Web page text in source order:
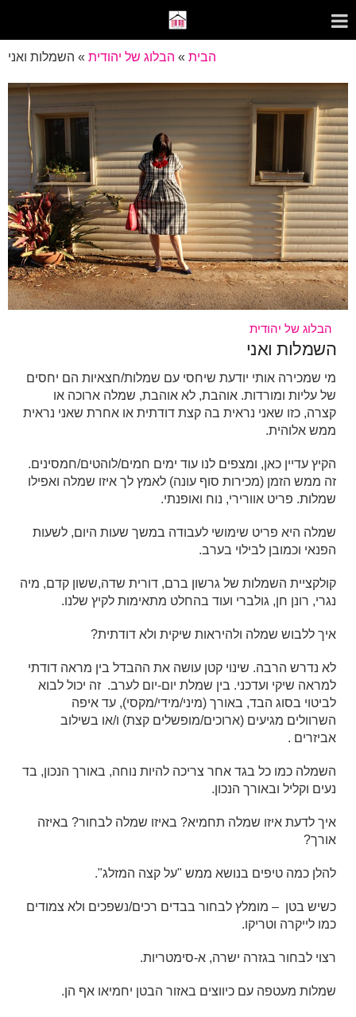
הבית» הבלוג של יהודית» השמלות ואני
הבלוג של יהודית
השמלות ואני
מי שמכירה אותי יודעת שיחסי עם שמלות/חצאיות הם יחסים
של עליות ומורדות. אוהבת, לא אוהבת, שמלה ארוכה או
קצרה, כזו שאני נראית בה קצת דודתית או אחרת שאני נראית
ממש אלוהית.
הקיץ עדיין כאן, ומצפים לנו עוד ימים חמים/לוהטים/חמסינים.
זה ממש הזמן (מכירות סוף עונה) לאמץ לך איזו שמלה ואפילו
שמלות. פריט אוורירי, נוח ואופנתי.
שמלה היא פריט שימושי לעבודה במשך שעות היום, לשעות
הפנאי וכמובן לבילוי בערב.
קולקציית השמלות של גרשון ברם, דורית שדה,ששון קדם, מיה
נגרי, רונן חן, גולברי ועוד בהחלט מתאימות לקיץ שלנו.
איך ללבוש שמלה ולהיראות שיקית ולא דודתית?
לא נדרש הרבה. שינוי קטן עושה את ההבדל בין מראה דודתי
למראה שיקי ועדכני. בין שמלת יום-יום לערב. זה יכול לבוא
לביטוי בסוג הבד, באורך (מיני/מידי/מקסי), עד איפה
השרוולים מגיעים (ארוכים/מופשלים קצת) ו/או בשילוב
אביזרים .
השמלה כמו כל בגד אחר צריכה להיות נוחה, באורך הנכון, בד
נעים וקליל ובאורך הנכון.
איך לדעת איזו שמלה תחמיא? באיזו שמלה לבחור? באיזה
אורך?
להלן כמה טיפים בנושא ממש "על קצה המזלג".
כשיש בטן – מומלץ לבחור בבדים רכים/נשפכים ולא צמודים
כמו לייקרה וטריקו.
רצוי לבחור בגזרה ישרה, א-סימטריות.
שמלות מעטפה עם כיווצים באזור הבטן יחמיאו אף הן.